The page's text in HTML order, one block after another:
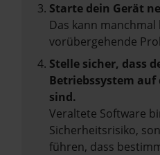
Starte dein Gerät
Das kann manchmal
vorübergehende
Stelle sicher, dass
Betriebssystem auf
sind.
Veraltete Software
Sicherheitsrisiko,
führen, dass